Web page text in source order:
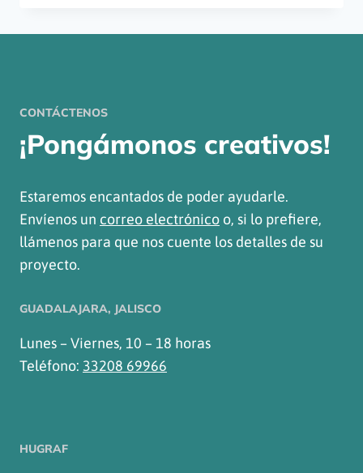
CONTÁCTENOS
¡Pongámonos creativos!
Estaremos encantados de poder ayudarle.
Envíenos un correo electrónico o, si lo prefiere,
llámenos para que nos cuente los detalles de su
proyecto.
GUADALAJARA, JALISCO
Lunes – Viernes, 10 – 18 horas
Teléfono: 33208 69966
HUGRAF